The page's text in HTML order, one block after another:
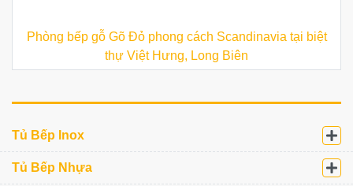
Phòng bếp gỗ Gõ Đỏ phong cách Scandinavia tại biệt
thự Việt Hưng, Long Biên
Tủ Bếp Inox
Tủ Bếp Nhựa